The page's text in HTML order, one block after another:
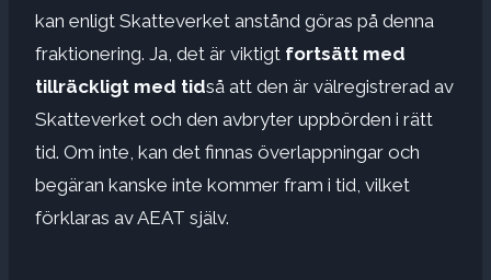
kan enligt Skatteverket anstånd göras på denna
fraktionering. Ja, det är viktigt fortsätt med
tillräckligt med tidså att den är välregistrerad av
Skatteverket och den avbryter uppbörden i rätt
tid. Om inte, kan det finnas överlappningar och
begäran kanske inte kommer fram i tid, vilket
förklaras av AEAT själv.